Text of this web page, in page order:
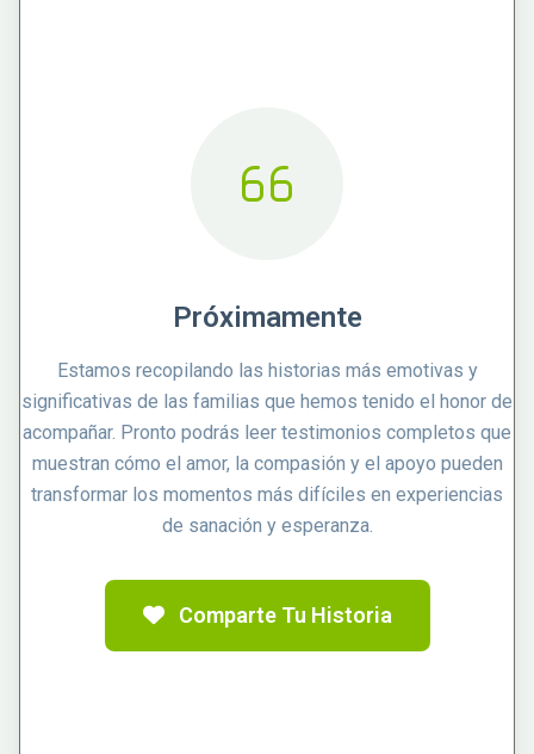
Próximamente
Estamos recopilando las historias más emotivas y
significativas de las familias que hemos tenido el honor de
acompañar. Pronto podrás leer testimonios completos que
muestran cómo el amor, la compasión y el apoyo pueden
transformar los momentos más difíciles en experiencias
de sanación y esperanza.
Comparte Tu Historia